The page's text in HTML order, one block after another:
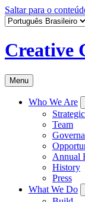
Saltar para o
Creative
Menu
Who We Are
Team
Annual
History
Press
What We Do